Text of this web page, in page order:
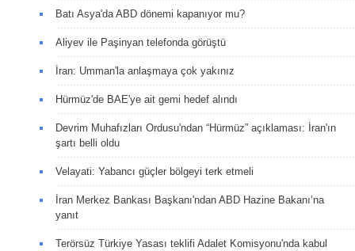
Batı Asya'da ABD dönemi kapanıyor mu?
Aliyev ile Paşinyan telefonda görüştü
İran: Umman'la anlaşmaya çok yakınız
Hürmüz'de BAE'ye ait gemi hedef alındı
Devrim Muhafızları Ordusu'ndan “Hürmüz” açıklaması: İran'ın
şartı belli oldu
Velayati: Yabancı güçler bölgeyi terk etmeli
İran Merkez Bankası Başkanı'ndan ABD Hazine Bakanı’na
yanıt
Terörsüz Türkiye Yasası teklifi Adalet Komisyonu'nda kabul